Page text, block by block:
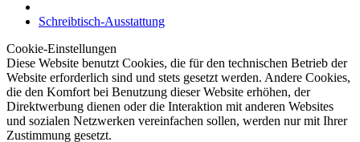
Schreibtisch-Ausstattung
Cookie-Einstellungen
Diese Website benutzt Cookies, die für den technischen Betrieb der
Website erforderlich sind und stets gesetzt werden. Andere Cookies,
die den Komfort bei Benutzung dieser Website erhöhen, der
Direktwerbung dienen oder die Interaktion mit anderen Websites
und sozialen Netzwerken vereinfachen sollen, werden nur mit Ihrer
Zustimmung gesetzt.